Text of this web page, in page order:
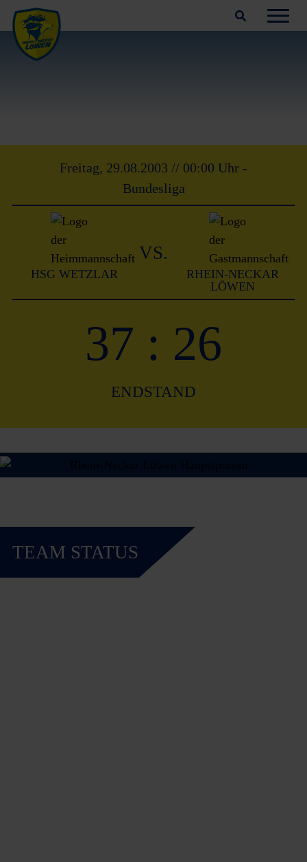
Suchfeld öffnen
HSG
Wetzlar
Freitag, 29.08.2003 // 00:00 Uhr -
Bundesliga
HSG WETZLAR
VS.
RHEIN-NECKAR
LÖWEN
37 : 26
ENDSTAND
TEAM STATUS